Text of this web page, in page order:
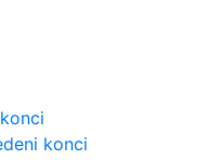
konci